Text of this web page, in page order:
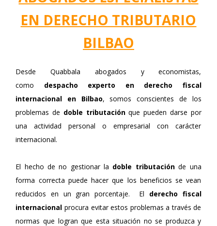
EN DERECHO TRIBUTARIO
BILBAO
Desde Quabbala abogados y economistas,
como despacho experto en derecho fiscal
internacional en Bilbao, somos conscientes de los
problemas de doble tributaciónque pueden darse por
una actividad personal o empresarial con carácter
internacional.
El hecho de no gestionar la doble tributaciónde una
forma correcta puede hacer que los beneficios se vean
reducidos en un gran porcentaje. El derecho fiscal
internacional procura evitar estos problemas a través de
normas que logran que esta situación no se produzca y